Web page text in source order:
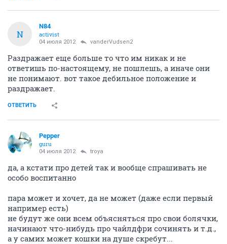
N
N84
activist
04 июля 2012 vanderVudsen2
Раздражает еще больше то что им никак и не
ответишь по-настоящему, не пошлешь, а иначе они
не понимают. вот такое дебильное положение и
раздражает.
ОТВЕТИТЬ
Pepper
guru
04 июля 2012 troya
да, а кстати про детей так и вообще спрашивать не
особо воспитанно
пара может и хочет, да не может (даже если первый
например есть)
не будут же они всем объясняться про свои болячки,
начинают что-нибудь про чайлдфри сочинять и т.д.,
а у самих может кошки на душе скребут...